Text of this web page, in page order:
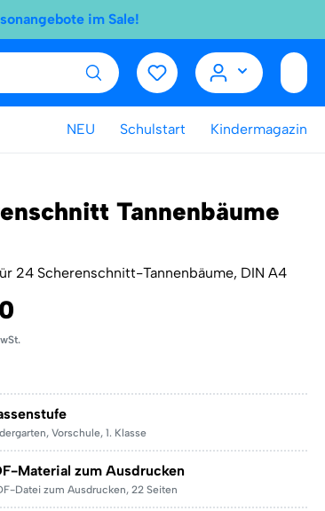
im Sale!
NEU Schulstart Kindermagazin
Tannenbäume
24 Scherenschnitt-Tannenbäume, DIN A4
, Vorschule, 1. Klasse
Material zum Ausdrucken
Datei zum Ausdrucken, 22 Seiten